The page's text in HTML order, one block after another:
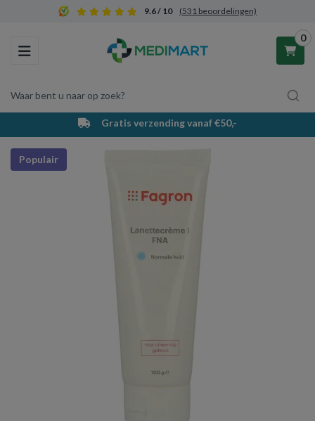
9.6 / 10 (531 beoordelingen)
Toggle navigation
Waar bent u naar op zoek?
0
Winkelwagen
Uw winkelwagen is leeg.
Gratis verzending vanaf €50,-
Populair